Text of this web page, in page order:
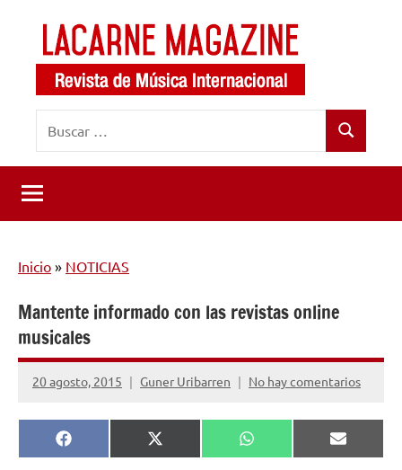
contenido
LaCarne
Magazine
de
música
internacional
Buscar
Inicio » NOTICIAS
Mantente informado con las revistas online
musicales
20 agosto, 2015 Guner Uribarren No hay comentarios
Compartir
en
Facebook
Compartir
en
X
(Twitter)
Compartir
en
WhatsApp
en
Email